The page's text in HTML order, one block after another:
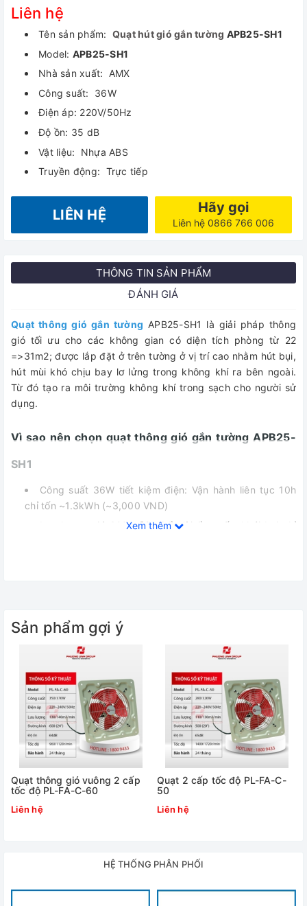
Liên hệ
Tên sản phẩm: Quạt hút gió gắn tường APB25-SH1
Model: APB25-SH1
Nhà sản xuất: AMX
Công suất: 36W
Điện áp: 220V/50Hz
Độ ồn: 35 dB
Vật liệu: Nhựa ABS
Truyền động: Trực tiếp
LIÊN HỆ Hãy gọi
Liên hệ 0866 766 006
THÔNG TIN SẢN PHẨM
ĐÁNH GIÁ
Quạt thông gió gắn tường APB25-SH1 là giải pháp thông
gió tối ưu cho các không gian có diện tích phòng từ 22
=>31m2; được lắp đặt ở trên tường ở vị trí cao nhằm hút bụi,
hút mùi khó chịu bay lơ lửng trong không khí ra bên ngoài.
Từ đó tạo ra môi trường không khí trong sạch cho người sử
dụng.
Vì sao nên chọn quạt thông gió gắn tường APB25-
SH1
Công suất 36W tiết kiệm điện: Vận hành liên tục 10h
chỉ tốn ~1.3kWh (~3,000 VND)
Lưu lượng gió 320 m³/h: Đẩy lùi ẩm mốc, khói bụi chỉ
Động cơ bền bỉ sử dụng bạc đạn kín, không cần tra
dầu trong suốt quá trình sử dụng
cao hơn và độ ồn rất thấp.
Ứng dụng quạt hút gió gắn tường APB25-SH1
Phòng tắm: Giảm 90% độ ẩm sau tắm
Nhà bếp: Hút khói nấu nướng hiệu quả
Xưởng sản xuất nhỏ: Lọc bụi công nghiệp
Phòng server: Tản nhiệt thiết bị điện tử
Xem thêm
Sản phẩm gợi ý
Quạt thông gió vuông 2 cấp
tốc độ PL-FA-C-60
Liên hệ
Quạt 2 cấp tốc độ PL-FA-C-
50
Liên hệ
HỆ THỐNG PHÂN PHỐI